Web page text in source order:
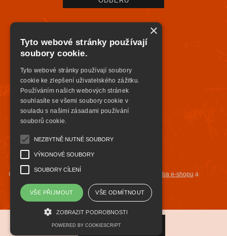
Copyright © tvorba e-shopu a
×
Tyto webové stránky používají
soubory cookie.
Tyto webové stránky používají soubory
cookie ke zlepšení uživatelského zážitku.
Používáním našich webových stránek
souhlasíte se všemi soubory cookie v
souladu s našimi zásadami používání
souborů cookie.
NEZBYTNĚ NUTNÉ SOUBORY
VÝKONOVÉ SOUBORY
SOUBORY CÍLENÍ
VŠE PŘIJMOUT VŠE ODMÍTNOUT
ZOBRAZIT PODROBNOSTI
POWERED BY COOKIESCRIPT